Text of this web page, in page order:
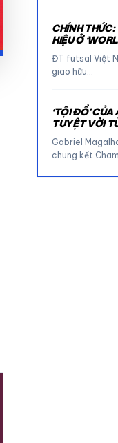
CHÍNH
HIỆU Ở
ĐT futsal Việt
giao hữu…
‘TỘI ĐỒ’
TUYỆT VỜI
Gabriel
chung kết